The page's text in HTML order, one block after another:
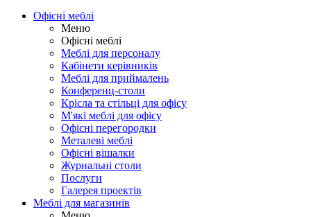
Офісні меблі
Меню
Офісні меблі
Меблі для персоналу
Кабінети керівників
Меблі для приймалень
Конференц-столи
Крісла та стільці для офісу
М'які меблі для офісу
Офісні перегородки
Металеві меблі
Офісні вішалки
Журнальні столи
Послуги
Галерея проектів
Меблі для магазинів